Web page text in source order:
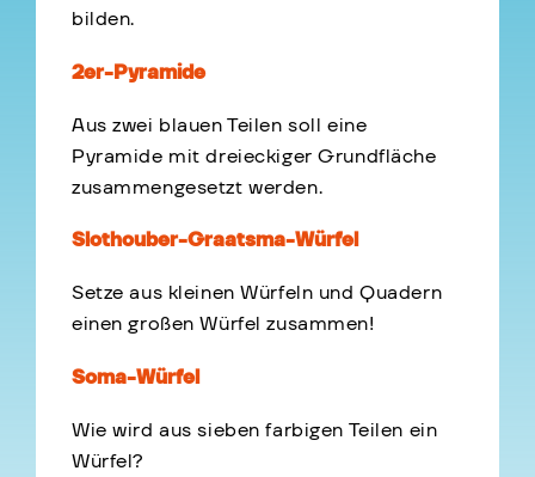
bilden.
2er-Pyramide
Aus zwei blauen Teilen soll eine
Pyramide mit dreieckiger Grundfläche
zusammengesetzt werden.
Slothouber-Graatsma-Würfel
Setze aus kleinen Würfeln und Quadern
einen großen Würfel zusammen!
Soma-Würfel
Wie wird aus sieben farbigen Teilen ein
Würfel?